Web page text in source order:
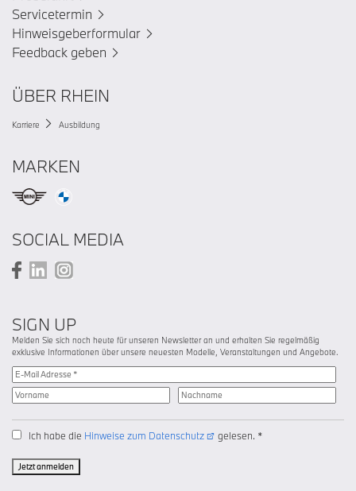
Servicetermin
Hinweisgeberformular
Feedback geben
ÜBER RHEIN
Karriere Ausbildung
MARKEN
SOCIAL MEDIA
SIGN UP
Melden Sie sich noch heute für unseren Newsletter an und erhalten Sie regelmäßig
exklusive Informationen über unsere neuesten Modelle, Veranstaltungen und Angebote.
Ich habe die Hinweise zum Datenschutz gelesen. *
Jetzt anmelden